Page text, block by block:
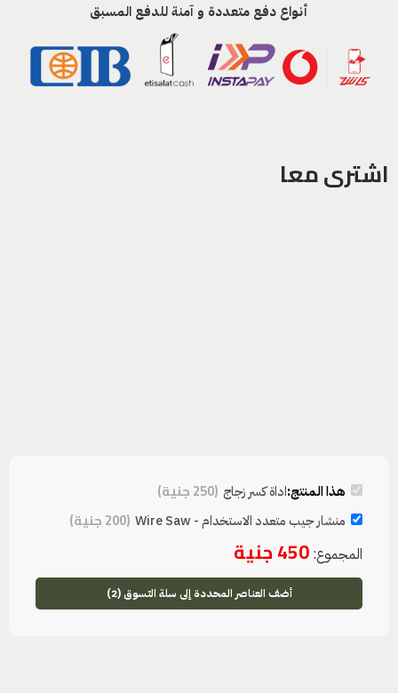
أنواع دفع متعددة و آمنة للدفع المسبق
اشترى معا
هذا المنتج:اداة كسر زجاج (
250جنية)
منشار جيب متعدد الاستخدام - Wire Saw (
200جنية)
المجموع: 450جنية
أضف العناصر المحددة إلى سلة التسوق (2)